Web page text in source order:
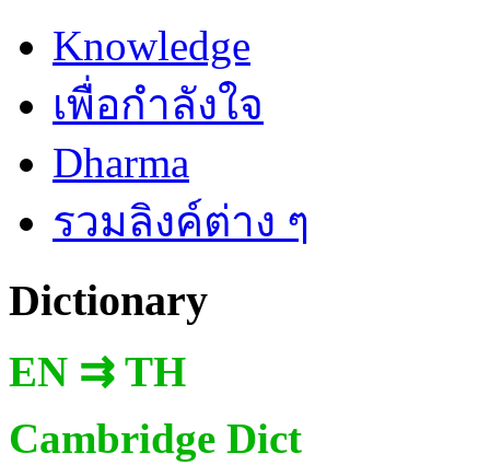
Knowledge
เพื่อกำลังใจ
Dharma
รวมลิงค์ต่าง ๆ
Dictionary
EN ⇉ TH
Cambridge Dict